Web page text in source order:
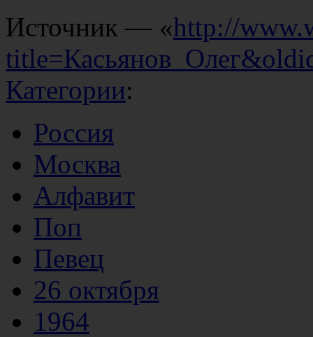
Источник — «http://
Категории:
Россия
Москва
Алфавит
Поп
Певец
26 октября
1964